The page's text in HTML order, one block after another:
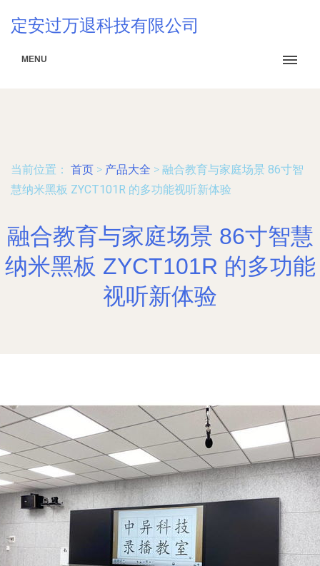
定安过万退科技有限公司
MENU
当前位置： 首页 > 产品大全 > 融合教育与家庭场景 86寸智
慧纳米黑板 ZYCT101R 的多功能视听新体验
融合教育与家庭场景 86寸智慧
纳米黑板 ZYCT101R 的多功能
视听新体验